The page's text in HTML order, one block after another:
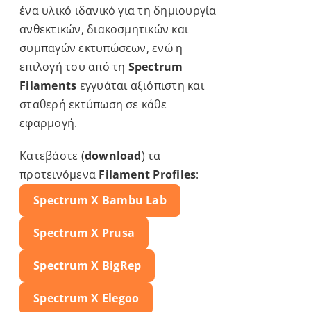
ένα υλικό ιδανικό για τη δημιουργία
ανθεκτικών, διακοσμητικών και
συμπαγών εκτυπώσεων, ενώ η
επιλογή του από τη Spectrum
Filaments εγγυάται αξιόπιστη και
σταθερή εκτύπωση σε κάθε
εφαρμογή.
Κατεβάστε (download) τα
προτεινόμενα Filament Profiles:
Spectrum X Bambu Lab
Spectrum X Prusa
Spectrum X BigRep
Spectrum X Elegoo